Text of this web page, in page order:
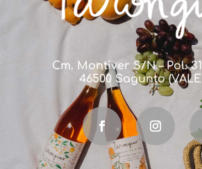
Cm. Montiver S/N – Pol.
46500 Sagunto